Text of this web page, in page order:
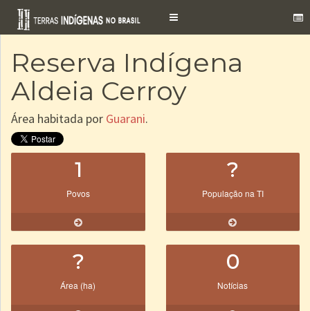
Toggle
Reserva Indígena
Aldeia Cerroy
Área habitada por Guarani.
1
Povos
?
População na TI
?
Área (ha)
0
Notícias